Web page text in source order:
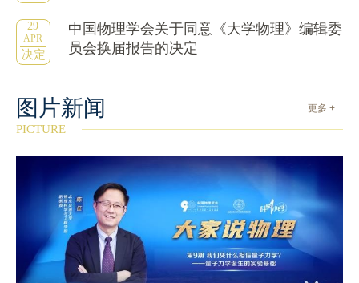
29
APR
决定
中国物理学会关于同意《大学物理》编辑委
员会换届报告的决定
更多 +
图片新闻
PICTURE